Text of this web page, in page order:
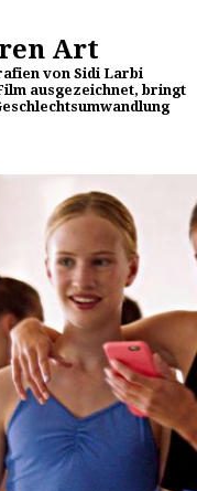
Art
von Sidi Larbi
ausgezeichnet, bringt